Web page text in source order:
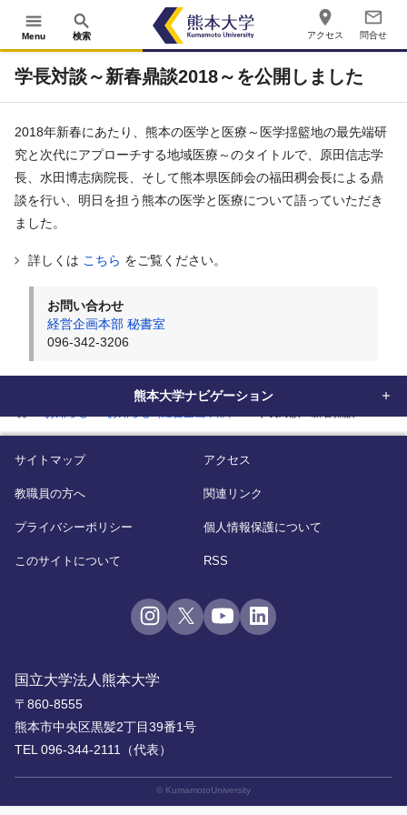
menu
Menu
search
検索
place
アクセス
mail_outline
問合せ
学長対談～新春鼎談2018～を公開しました
2018年新春にあたり、熊本の医学と医療～医学揺籃地の最先端研
究と次代にアプローチする地域医療～のタイトルで、原田信志学
長、水田博志病院長、そして熊本県医師会の福田稠会長による鼎
談を行い、明日を担う熊本の医学と医療について語っていただき
ました。
詳しくは こちら をご覧ください。
お問い合わせ
経営企画本部 秘書室
096-342-3206
熊本大学ナビゲーション
国立大学法人熊本大学
〒860-8555
熊本市中央区黒髪2丁目39番1号
TEL 096-344-2111（代表）
サイトマップ アクセス
教職員の方へ 関連リンク
プライバシーポリシー 個人情報保護について
このサイトについて RSS
© KumamotoUniversity